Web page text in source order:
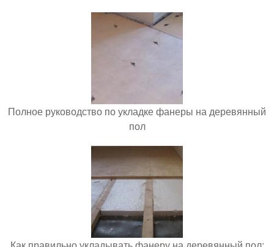
Полное руководство по укладке фанеры на деревянный
пол